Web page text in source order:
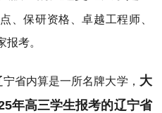
、保研资格、卓越工程师、
考。
省内算是一所名牌大学， 大
年高三学生报考的辽宁省